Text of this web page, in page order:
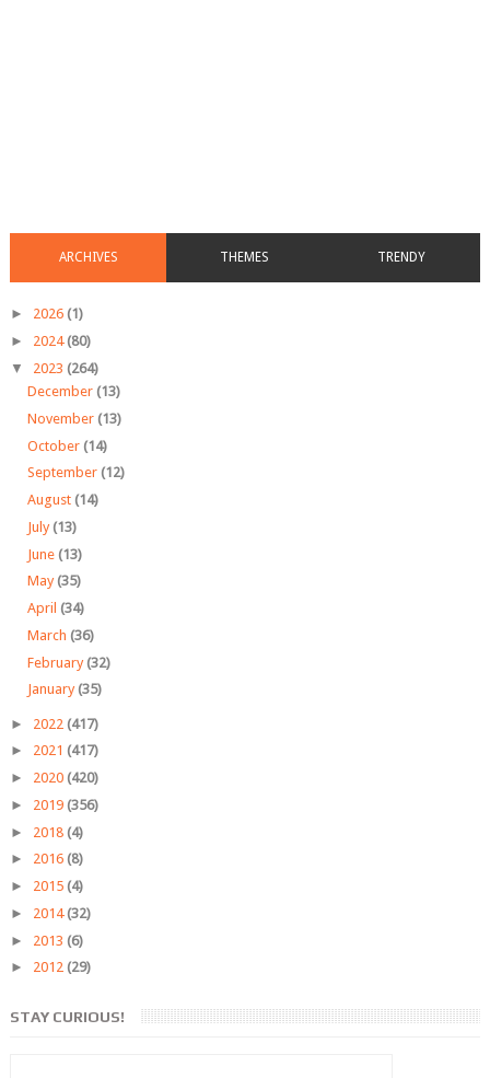
ARCHIVES THEMES TRENDY
► 2026 (1)
► 2024 (80)
▼ 2023 (264)
December (13)
November (13)
October (14)
September (12)
August (14)
July (13)
June (13)
May (35)
April (34)
March (36)
February (32)
January (35)
► 2022 (417)
► 2021 (417)
► 2020 (420)
► 2019 (356)
► 2018 (4)
► 2016 (8)
► 2015 (4)
► 2014 (32)
► 2013 (6)
► 2012 (29)
STAY CURIOUS!